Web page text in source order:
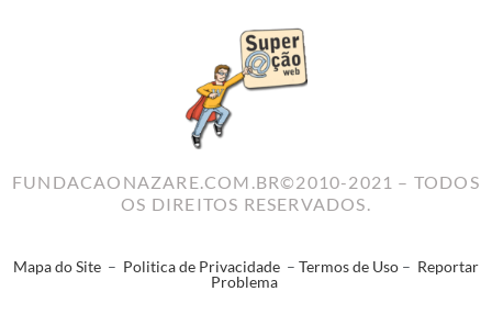
FUNDACAONAZARE.COM.BR©2010-2021 – TODOS
OS DIREITOS RESERVADOS.
Mapa do Site – Politica de Privacidade – Termos de Uso – Reportar
Problema